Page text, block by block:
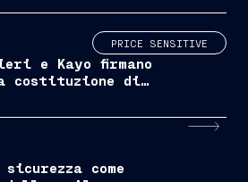
della
e Kayo firmano
costituzione di
navale in
PRICE SENSITIVE
come